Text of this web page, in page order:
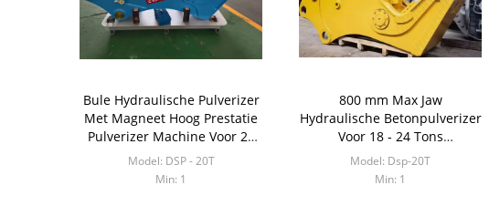
Bule Hydraulische Pulverizer
Met Magneet Hoog Prestatie
Pulverizer Machine Voor 20
Ton Excavator
Model: DSP - 20T
Min: 1
800 mm Max Jaw
Hydraulische Betonpulverizer
Voor 18 - 24 Tons
Graafmachine Beton Afbraak
Model: Dsp-20T
Min: 1